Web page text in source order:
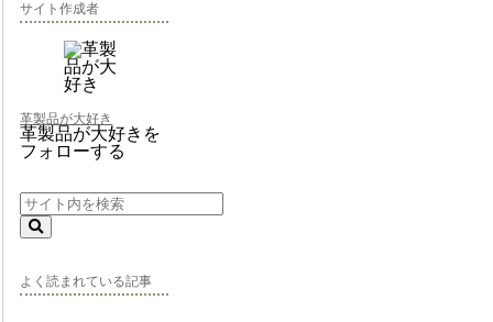
サイト作成者
革製品が大好き
革製品が大好きを
フォローする
よく読まれている記事